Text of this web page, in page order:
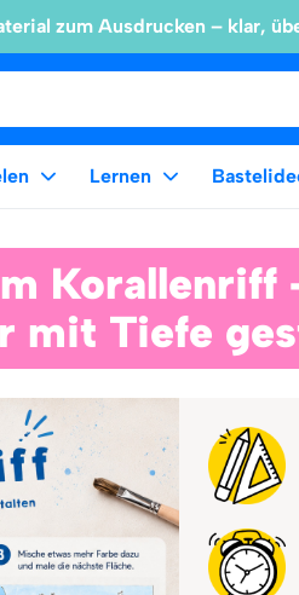
zum Ausdrucken – klar,
Lernen
Korallenriff
mit Tiefe